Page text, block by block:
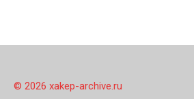
© 2026 xakep-archive.ru